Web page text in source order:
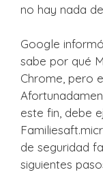
no hay nada
Google
sabe por qué
Chrome, pero
este fin, debe
de seguridad
siguientes